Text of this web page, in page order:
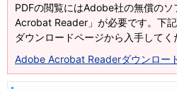
PDFの閲覧にはAdobe社の無償の
Acrobat Reader」が必要です。下
ダウンロードページから入手してく
Adobe Acrobat Readerダウンロー